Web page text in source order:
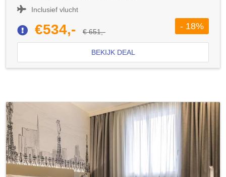
Inclusief vlucht
€534,- € 651,-
- 18%
BEKIJK DEAL